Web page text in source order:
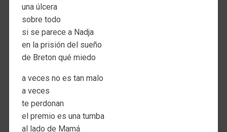
una úlcera
sobre todo
si se parece a Nadja
en la prisión del sueño
de Breton qué miedo
a veces no es tan malo
a veces
te perdonan
el premio es una tumba
al lado de Mamá